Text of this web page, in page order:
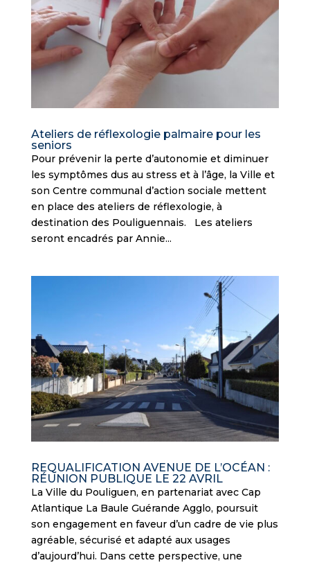
Ateliers de réflexologie palmaire pour les
seniors
Pour prévenir la perte d’autonomie et diminuer
les symptômes dus au stress et à l’âge, la Ville et
son Centre communal d’action sociale mettent
en place des ateliers de réflexologie, à
destination des Pouliguennais. Les ateliers
seront encadrés par Annie...
REQUALIFICATION AVENUE DE L’OCÉAN :
RÉUNION PUBLIQUE LE 22 AVRIL
La Ville du Pouliguen, en partenariat avec Cap
Atlantique La Baule Guérande Agglo, poursuit
son engagement en faveur d’un cadre de vie plus
agréable, sécurisé et adapté aux usages
d’aujourd’hui. Dans cette perspective, une